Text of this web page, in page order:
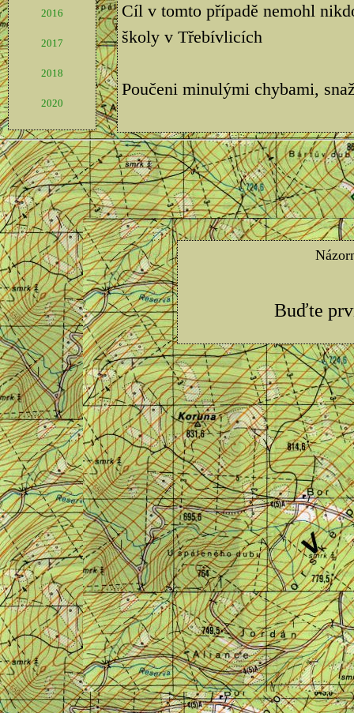
2016
2017
2018
2020
Cíl v tomto případě nemohl
školy v Třebívlicích
Poučeni minulými chybami,